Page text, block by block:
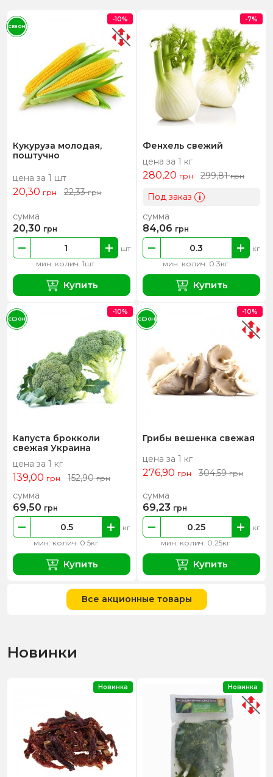
Кукуруза молодая,
поштучно
цена за 1 шт
20,30 грн 22,33грн
мин. колич. 1шт
шт
сумма
20,30 грн
Купить
-10%
СЕЗОН
Фенхель свежий
цена за 1 кг
280,20 грн 299,81грн
Под заказ i
мин. колич. 0.3кг
кг
сумма
84,06 грн
Купить
-7%
Капуста брокколи
свежая Украина
цена за 1 кг
139,00 грн 152,90грн
мин. колич. 0.5кг
кг
сумма
69,50 грн
Купить
-10%
СЕЗОН
Грибы вешенка свежая
цена за 1 кг
276,90 грн 304,59грн
мин. колич. 0.25кг
кг
сумма
69,23 грн
Купить
-10%
СЕЗОН
Все акционные товары
Новинки
Новинка Новинка